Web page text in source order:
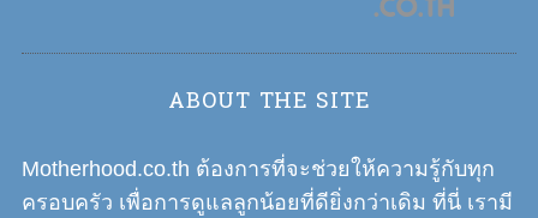
a
t
ABOUT THE SITE
Motherhood.co.th ต้องการที่จะช่วยให้ความรู้กับทุก
ครอบครัว เพื่อการดูแลลูกน้อยที่ดียิ่งกว่าเดิม ที่นี่ เรามี